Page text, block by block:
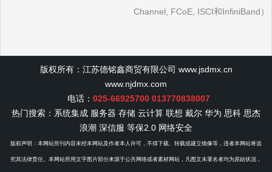
Channel, FCoE, ISCI和InfiniBand）
版权所有：江苏德铭鑫商贸有限公司 www.jsdmx.cn
www.njdmx.com
电话： 025-66925700 013770838007
热门搜索： 系统集成 服务器 存储 云计算 联想 戴尔 华为 思科 思杰
浪潮 深信服 等保2.0 网络安全
版权声明：本网站所刊内容未经本网站及作者本人许可，不得下载、转载或建立镜像等，违者本网站将追
究其法律责任。本网站所用文字图片部分来源于公共网络或者素材网站，凡图文未署名者均为原始状况，